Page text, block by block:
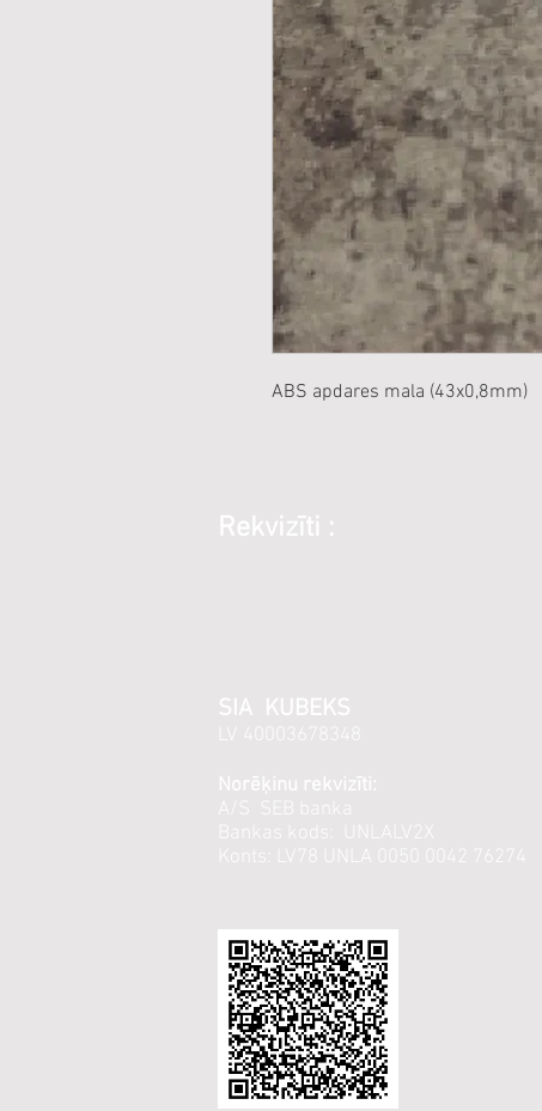
ABS apdares mala (43x0,8mm)
Rekvizīti :
SIA KUBEKS
LV 40003678348
Norēķinu rekvizīti:
A/S SEB banka
Bankas kods: UNLALV2X
Konts: LV78 UNLA 0050 0042 76274